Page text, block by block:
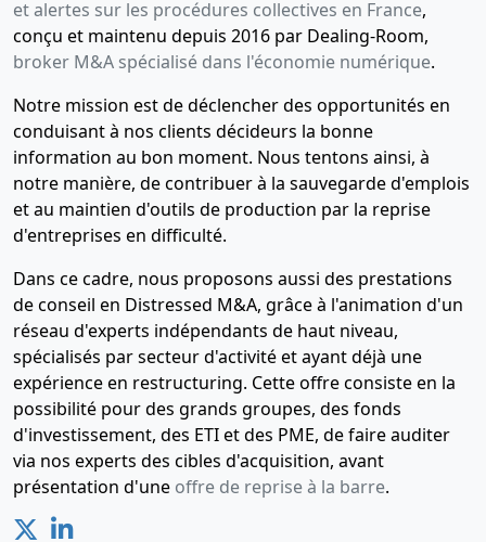
et alertes sur les procédures collectives en France,
conçu et maintenu depuis 2016 par Dealing-Room,
broker M&A spécialisé dans l'économie numérique.
Notre mission est de déclencher des opportunités en
conduisant à nos clients décideurs la bonne
information au bon moment. Nous tentons ainsi, à
notre manière, de contribuer à la sauvegarde d'emplois
et au maintien d'outils de production par la reprise
d'entreprises en difficulté.
Dans ce cadre, nous proposons aussi des prestations
de conseil en Distressed M&A, grâce à l'animation d'un
réseau d'experts indépendants de haut niveau,
spécialisés par secteur d'activité et ayant déjà une
expérience en restructuring. Cette offre consiste en la
possibilité pour des grands groupes, des fonds
d'investissement, des ETI et des PME, de faire auditer
via nos experts des cibles d'acquisition, avant
présentation d'une offre de reprise à la barre.